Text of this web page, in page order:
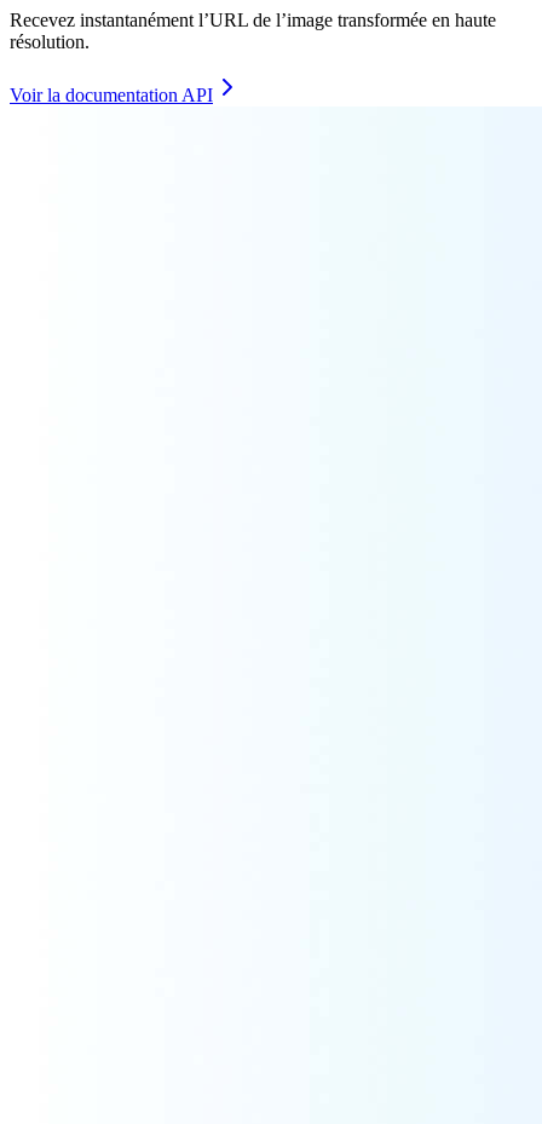
Recevez instantanément l’URL de l’image transformée en haute
résolution.
Voir la documentation API